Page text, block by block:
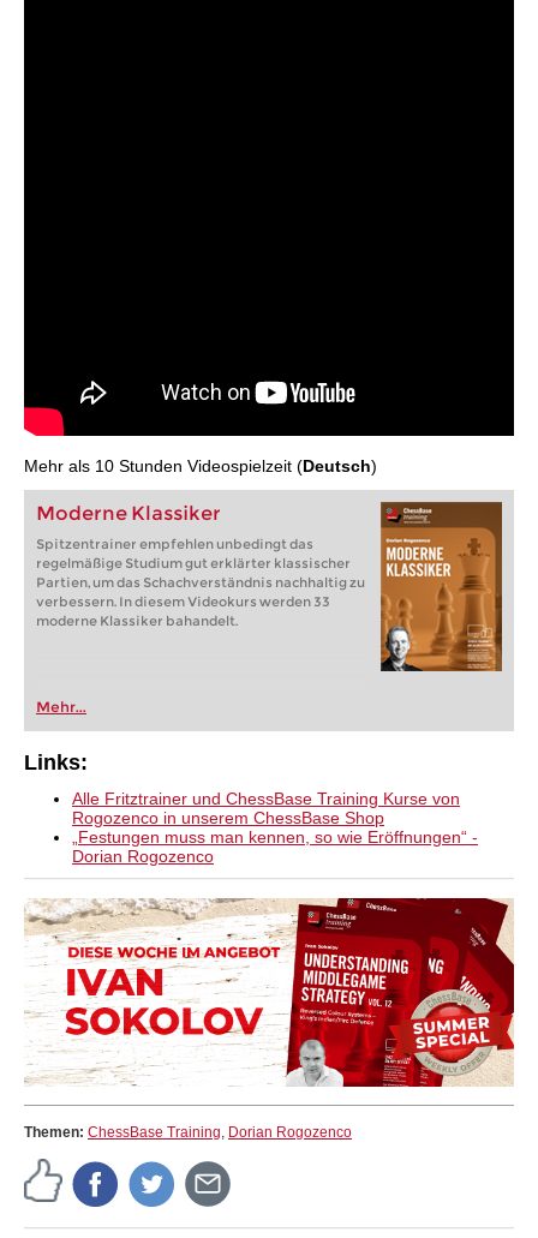
Mehr als 10 Stunden Videospielzeit (Deutsch)
Moderne Klassiker
Spitzentrainer empfehlen unbedingt das
regelmäßige Studium gut erklärter klassischer
Partien, um das Schachverständnis nachhaltig zu
verbessern. In diesem Videokurs werden 33
moderne Klassiker bahandelt.
Mehr...
Links:
Alle Fritztrainer und ChessBase Training Kurse von
Rogozenco in unserem ChessBase Shop
„Festungen muss man kennen, so wie Eröffnungen“ -
Dorian Rogozenco
Themen: ChessBase Training, Dorian Rogozenco